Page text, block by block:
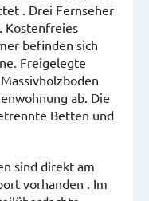
. Drei Fernseher
Kostenfreies
befinden sich
Freigelegte
ab. Die
Betten und
sind direkt am
vorhanden . Im